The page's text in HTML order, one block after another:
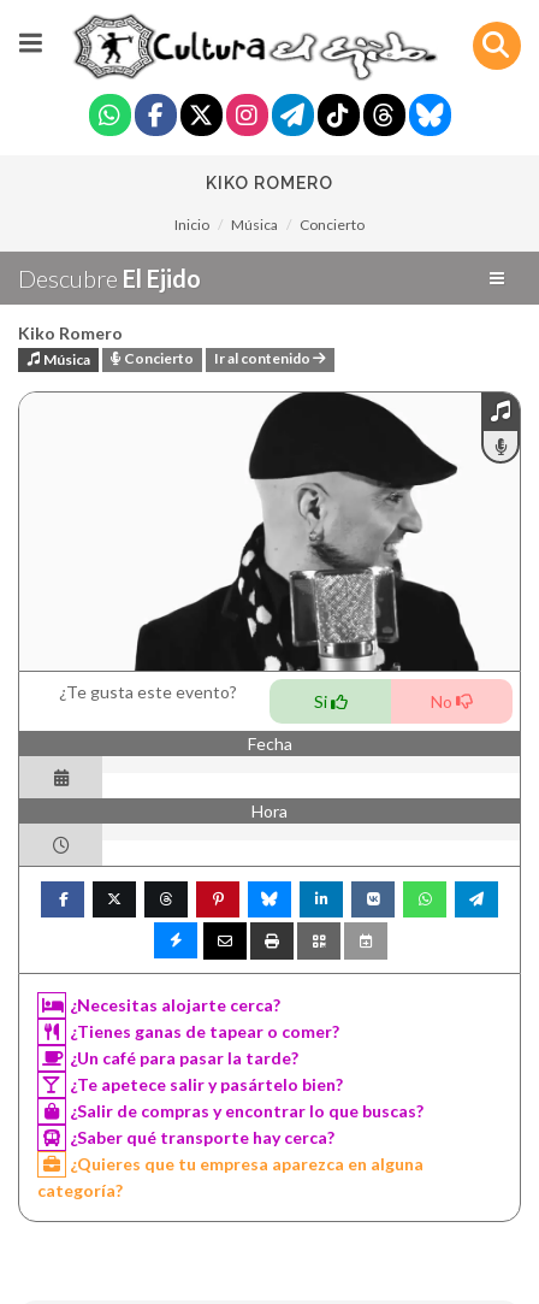
KIKO ROMERO
Inicio Música Concierto
Descubre El Ejido
Kiko Romero
Música Concierto Ir al contenido
¿Te gusta este evento? Si No
Fecha
Hora
¿Necesitas alojarte cerca?
¿Tienes ganas de tapear o comer?
¿Un café para pasar la tarde?
¿Te apetece salir y pasártelo bien?
¿Salir de compras y encontrar lo que buscas?
¿Saber qué transporte hay cerca?
¿Quieres que tu empresa aparezca en alguna
categoría?